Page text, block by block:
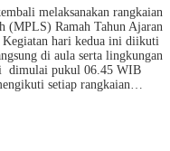
Wilayah
IX
Edukatif
melaksanakan rangkaian
(MPLS) Ramah Tahun Ajaran
Kegiatan hari kedua ini diikuti
di aula serta lingkungan
dimulai pukul 06.45 WIB
setiap rangkaian…